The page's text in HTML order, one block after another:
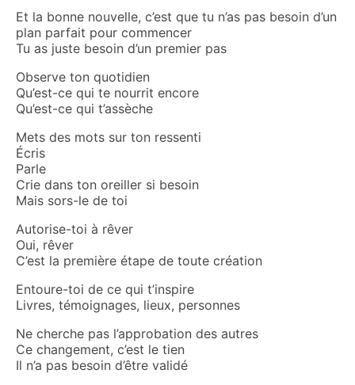
Et la bonne nouvelle, c’est que tu n’as pas besoin d’un
plan parfait pour commencer
Tu as juste besoin d’un premier pas
Observe ton quotidien
Qu’est-ce qui te nourrit encore
Qu’est-ce qui t’assèche
Mets des mots sur ton ressenti
Écris
Parle
Crie dans ton oreiller si besoin
Mais sors-le de toi
Autorise-toi à rêver
Oui, rêver
C’est la première étape de toute création
Entoure-toi de ce qui t’inspire
Livres, témoignages, lieux, personnes
Ne cherche pas l’approbation des autres
Ce changement, c’est le tien
Il n’a pas besoin d’être validé